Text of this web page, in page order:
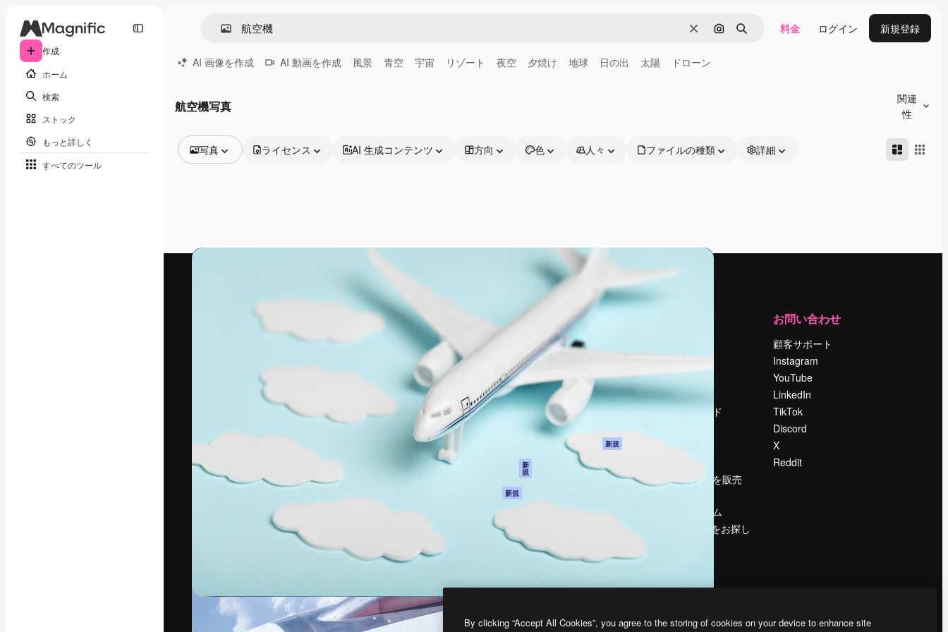
作成
ホーム
検索
ストック
もっと詳しく
すべてのツール
消去 画像で検索
検索 料金 ログイン 新規登録
AI 画像を作成 AI 動画を作成 風景 青空 宇宙 リゾート 夜空 夕焼け 地球 日の出 太陽 ドローン
航空機写真
関連
性
写真
動画
ライセンス AI 生成コンテンツ 方向 色 人々 ファイルの種類 詳細
最高のクリエイティブ制作を導くためのプラ
ットフォーム。クリエイター、企業、代理
店、スタジオを含む100万人以上が利用して
います。
日本語
Spaces
AI アシスタント
AI 画像生成ツール
AI 動画生成ツール
AI 音声合成ツール
ストックコンテン
Claude/ChatGPT
新
規
新規
モバイルアプリ
すべてのMagnificツ
はじめに
Academy
サポート
利用規約
プライバシーポリ
シー
オリジナル
新規
クッキーポリシー
トラストセンター
法人向け
会社概要
Reviews
採用情報
検索トレンド
イベント
Slidesgo
コンテンツを販売
プレスルーム
magnific.aiをお探し
お問い合わせ
顧客サポート
Instagram
YouTube
LinkedIn
TikTok
Discord
X
Reddit
Copyright © 2010- 2026Freepik Company S.L.U.無断複写・転載を禁じます
By clicking “Accept All Cookies”, you agree to the storing of cookies on your device to enhance site